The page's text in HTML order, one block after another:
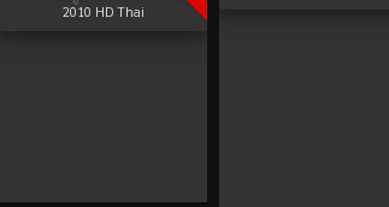
2010 HD Thai